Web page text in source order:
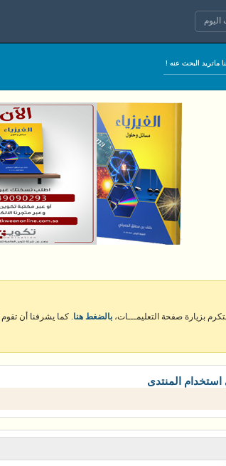
بزيارة صفحة التعليمـــات، بالضغط هنا . كما يشرفنا أن تقوم
المنتدى